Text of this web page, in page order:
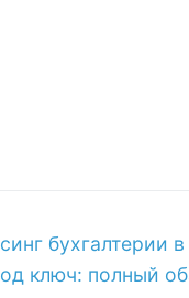
бухгалтерии
ключ: полный